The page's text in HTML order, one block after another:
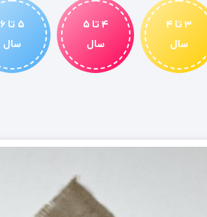
3 تا 4
سال
4 تا 5
سال
5 تا 6
سال